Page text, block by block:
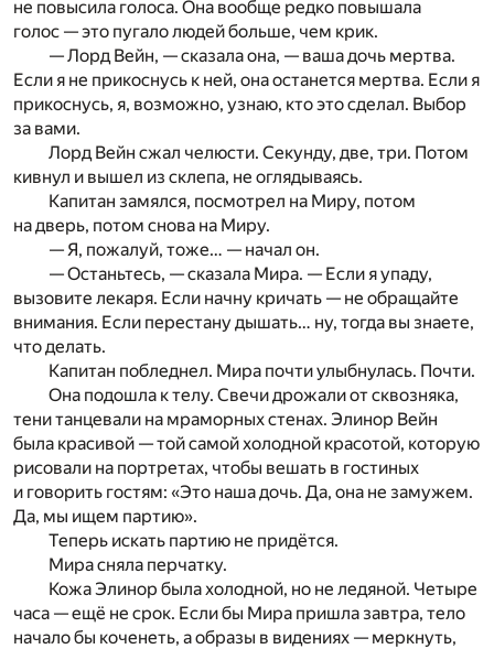
не повысила голоса. Она вообще редко повышала
голос — это пугало людей больше, чем крик.
— Лорд Вейн, — сказала она, — ваша дочь мертва.
Если я не прикоснусь к ней, она останется мертва. Если я
прикоснусь, я, возможно, узнаю, кто это сделал. Выбор
за вами.
Лорд Вейн сжал челюсти. Секунду, две, три. Потом
кивнул и вышел из склепа, не оглядываясь.
Капитан замялся, посмотрел на Миру, потом
на дверь, потом снова на Миру.
— Я, пожалуй, тоже… — начал он.
— Останьтесь, — сказала Мира. — Если я упаду,
вызовите лекаря. Если начну кричать — не обращайте
внимания. Если перестану дышать… ну, тогда вы знаете,
что делать.
Капитан побледнел. Мира почти улыбнулась. Почти.
Она подошла к телу. Свечи дрожали от сквозняка,
тени танцевали на мраморных стенах. Элинор Вейн
была красивой — той самой холодной красотой, которую
рисовали на портретах, чтобы вешать в гостиных
и говорить гостям: «Это наша дочь. Да, она не замужем.
Да, мы ищем партию».
Теперь искать партию не придётся.
Мира сняла перчатку.
Кожа Элинор была холодной, но не ледяной. Четыре
часа — ещё не срок. Если бы Мира пришла завтра, тело
начало бы коченеть, а образы в видениях — меркнуть,